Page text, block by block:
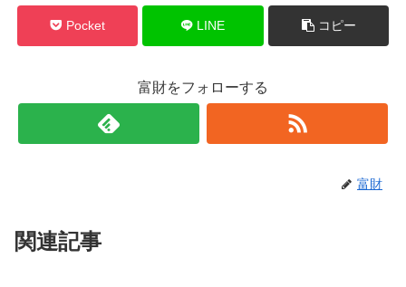
k Pocket LINE コピー
富財をフォローする
富財
関連記事